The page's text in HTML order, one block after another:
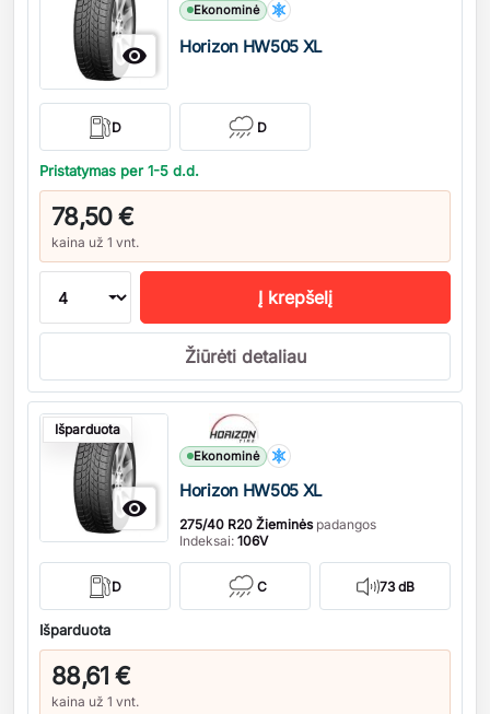

Ekonominė
Horizon HW505 XL
D D
Pristatymas per 1-5 d.d.
78,50 €
kaina už 1 vnt.
Į krepšelį
Žiūrėti detaliau
Išparduota

Ekonominė
Horizon HW505 XL
275/40 R20 Žieminėspadangos
Indeksai: 106V
D C 73 dB
Išparduota
88,61 €
kaina už 1 vnt.
Kiekis